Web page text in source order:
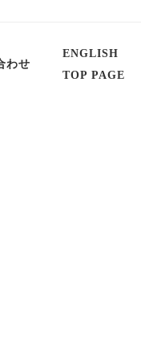
わせ
ENGLISH
TOP PAGE